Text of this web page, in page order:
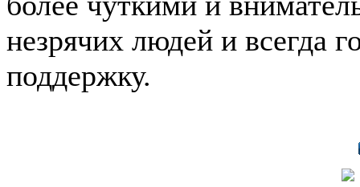
незрячих людей и всегда
поддержку.